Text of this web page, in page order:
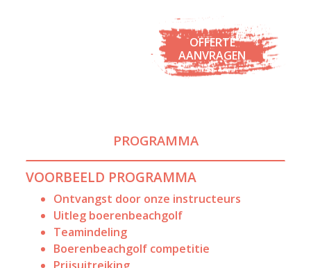
OFFERTE
AANVRAGEN
PROGRAMMA
VOORBEELD PROGRAMMA
Ontvangst door onze instructeurs
Uitleg boerenbeachgolf
Teamindeling
Boerenbeachgolf competitie